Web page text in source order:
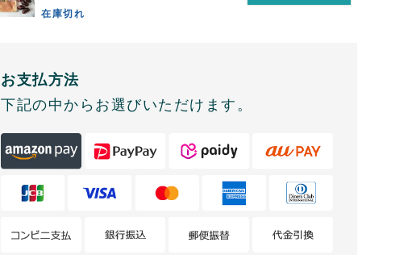
在庫切れ
お支払方法
下記の中からお選びいただけます。